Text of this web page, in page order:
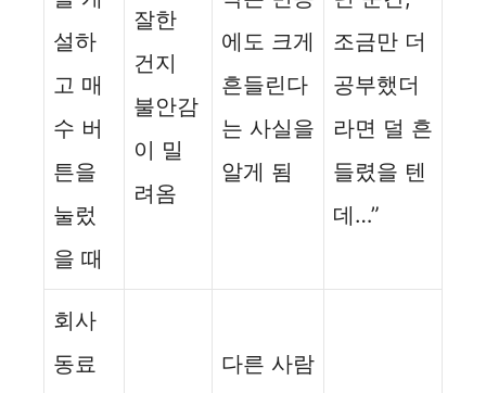
설하
고 매
수 버
튼을
눌렀
을 때
잘한
건지
불안감
이 밀
려옴
에도 크게
흔들린다
는 사실을
알게 됨
조금만 더
공부했더
라면 덜 흔
들렸을 텐
데…”
회사
동료
다른 사람